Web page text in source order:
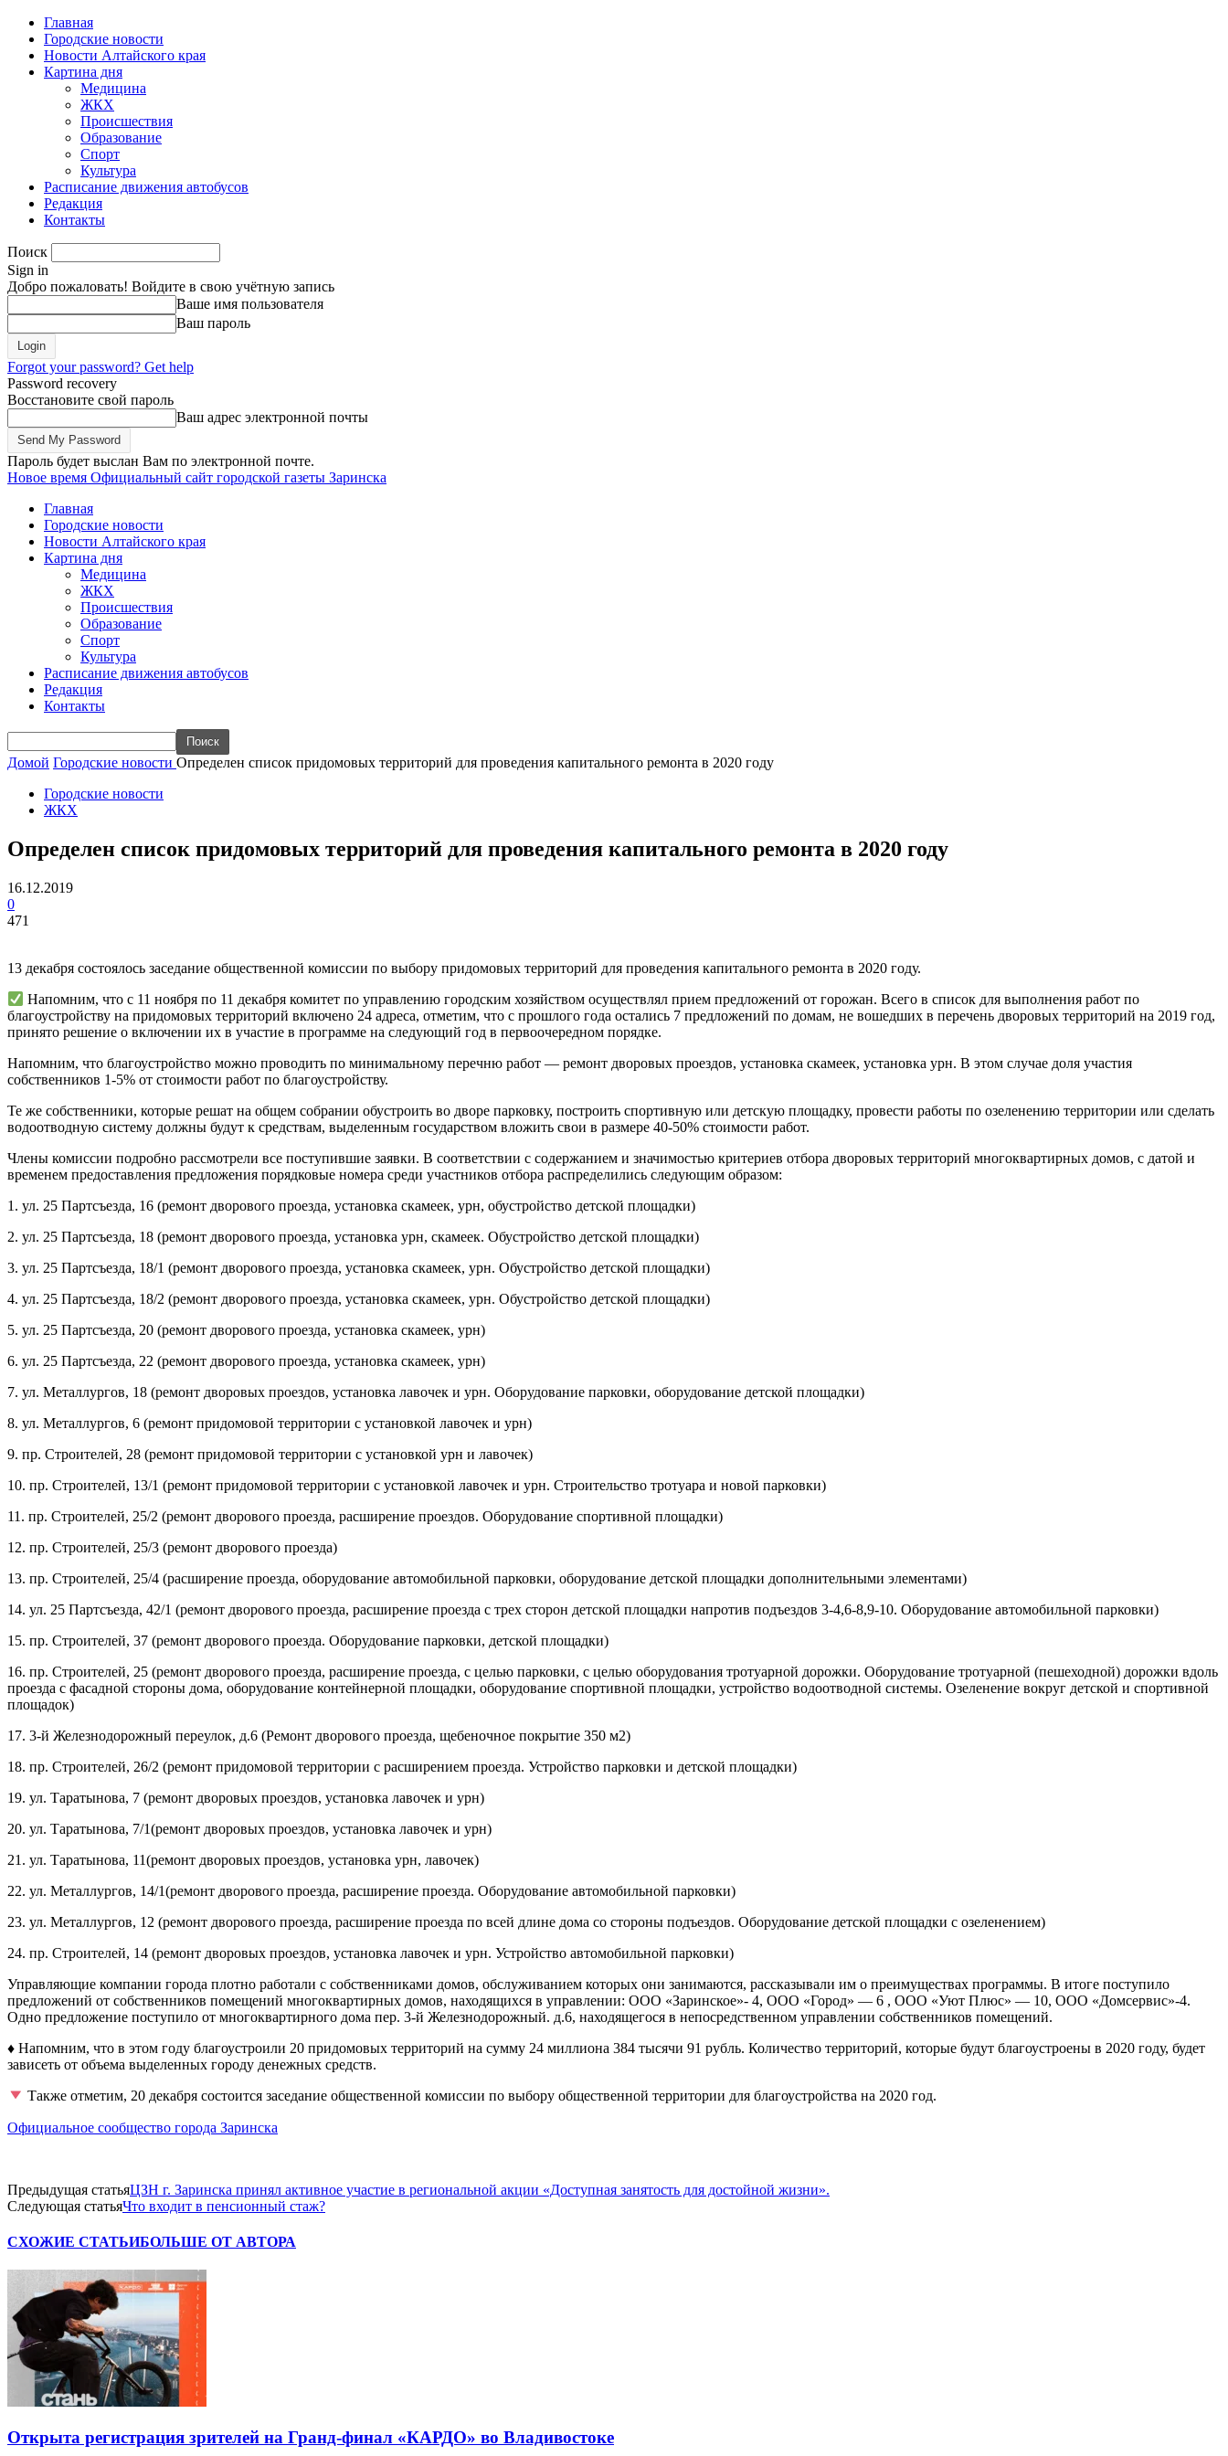
Главная
Городские новости
Новости Алтайского края
Картина дня
Медицина
ЖКХ
Происшествия
Образование
Спорт
Культура
Расписание движения автобусов
Редакция
Контакты
Поиск
Sign in
Добро пожаловать! Войдите в свою учётную запись
Ваше имя пользователя
Ваш пароль
Forgot your password? Get help
Password recovery
Восстановите свой пароль
Ваш адрес электронной почты
Пароль будет выслан Вам по электронной почте.
Новое время Официальный сайт городской газеты Заринска
Главная
Городские новости
Новости Алтайского края
Картина дня
Медицина
ЖКХ
Происшествия
Образование
Спорт
Культура
Расписание движения автобусов
Редакция
Контакты
Домой Городские новости Определен список придомовых территорий для проведения капитального ремонта в 2020 году
Городские новости
ЖКХ
Определен список придомовых территорий для проведения капитального ремонта в 2020 году
16.12.2019
0
471
13 декабря состоялось заседание общественной комиссии по выбору придомовых территорий для проведения капитального ремонта в 2020 году.
Напомним, что с 11 ноября по 11 декабря комитет по управлению городским хозяйством осуществлял прием предложений от горожан. Всего в список для выполнения работ по
благоустройству на придомовых территорий включено 24 адреса, отметим, что с прошлого года остались 7 предложений по домам, не вошедших в перечень дворовых территорий на 2019 год,
принято решение о включении их в участие в программе на следующий год в первоочередном порядке.
Напомним, что благоустройство можно проводить по минимальному перечню работ — ремонт дворовых проездов, установка скамеек, установка урн. В этом случае доля участия
собственников 1-5% от стоимости работ по благоустройству.
Те же собственники, которые решат на общем собрании обустроить во дворе парковку, построить спортивную или детскую площадку, провести работы по озеленению территории или сделать
водоотводную систему должны будут к средствам, выделенным государством вложить свои в размере 40-50% стоимости работ.
Члены комиссии подробно рассмотрели все поступившие заявки. В соответствии с содержанием и значимостью критериев отбора дворовых территорий многоквартирных домов, с датой и
временем предоставления предложения порядковые номера среди участников отбора распределились следующим образом:
1. ул. 25 Партсъезда, 16 (ремонт дворового проезда, установка скамеек, урн, обустройство детской площадки)
2. ул. 25 Партсъезда, 18 (ремонт дворового проезда, установка урн, скамеек. Обустройство детской площадки)
3. ул. 25 Партсъезда, 18/1 (ремонт дворового проезда, установка скамеек, урн. Обустройство детской площадки)
4. ул. 25 Партсъезда, 18/2 (ремонт дворового проезда, установка скамеек, урн. Обустройство детской площадки)
5. ул. 25 Партсъезда, 20 (ремонт дворового проезда, установка скамеек, урн)
6. ул. 25 Партсъезда, 22 (ремонт дворового проезда, установка скамеек, урн)
7. ул. Металлургов, 18 (ремонт дворовых проездов, установка лавочек и урн. Оборудование парковки, оборудование детской площадки)
8. ул. Металлургов, 6 (ремонт придомовой территории с установкой лавочек и урн)
9. пр. Строителей, 28 (ремонт придомовой территории с установкой урн и лавочек)
10. пр. Строителей, 13/1 (ремонт придомовой территории с установкой лавочек и урн. Строительство тротуара и новой парковки)
11. пр. Строителей, 25/2 (ремонт дворового проезда, расширение проездов. Оборудование спортивной площадки)
12. пр. Строителей, 25/3 (ремонт дворового проезда)
13. пр. Строителей, 25/4 (расширение проезда, оборудование автомобильной парковки, оборудование детской площадки дополнительными элементами)
14. ул. 25 Партсъезда, 42/1 (ремонт дворового проезда, расширение проезда с трех сторон детской площадки напротив подъездов 3-4,6-8,9-10. Оборудование автомобильной парковки)
15. пр. Строителей, 37 (ремонт дворового проезда. Оборудование парковки, детской площадки)
16. пр. Строителей, 25 (ремонт дворового проезда, расширение проезда, с целью парковки, с целью оборудования тротуарной дорожки. Оборудование тротуарной (пешеходной) дорожки вдоль
проезда с фасадной стороны дома, оборудование контейнерной площадки, оборудование спортивной площадки, устройство водоотводной системы. Озеленение вокруг детской и спортивной
площадок)
17. 3-й Железнодорожный переулок, д.6 (Ремонт дворового проезда, щебеночное покрытие 350 м2)
18. пр. Строителей, 26/2 (ремонт придомовой территории с расширением проезда. Устройство парковки и детской площадки)
19. ул. Таратынова, 7 (ремонт дворовых проездов, установка лавочек и урн)
20. ул. Таратынова, 7/1(ремонт дворовых проездов, установка лавочек и урн)
21. ул. Таратынова, 11(ремонт дворовых проездов, установка урн, лавочек)
22. ул. Металлургов, 14/1(ремонт дворового проезда, расширение проезда. Оборудование автомобильной парковки)
23. ул. Металлургов, 12 (ремонт дворового проезда, расширение проезда по всей длине дома со стороны подъездов. Оборудование детской площадки с озеленением)
24. пр. Строителей, 14 (ремонт дворовых проездов, установка лавочек и урн. Устройство автомобильной парковки)
Управляющие компании города плотно работали с собственниками домов, обслуживанием которых они занимаются, рассказывали им о преимуществах программы. В итоге поступило
предложений от собственников помещений многоквартирных домов, находящихся в управлении: ООО «Заринское»- 4, ООО «Город» — 6 , ООО «Уют Плюс» — 10, ООО «Домсервис»-4.
Одно предложение поступило от многоквартирного дома пер. 3-й Железнодорожный. д.6, находящегося в непосредственном управлении собственников помещений.
♦ Напомним, что в этом году благоустроили 20 придомовых территорий на сумму 24 миллиона 384 тысячи 91 рубль. Количество территорий, которые будут благоустроены в 2020 году, будет
зависеть от объема выделенных городу денежных средств.
Также отметим, 20 декабря состоится заседание общественной комиссии по выбору общественной территории для благоустройства на 2020 год.
Официальное сообщество города Заринска
Предыдущая статьяЦЗН г. Заринска принял активное участие в региональной акции «Доступная занятость для достойной жизни».
Следующая статьяЧто входит в пенсионный стаж?
СХОЖИЕ СТАТЬИБОЛЬШЕ ОТ АВТОРА
Открыта регистрация зрителей на Гранд-финал «КАРДО» во Владивостоке